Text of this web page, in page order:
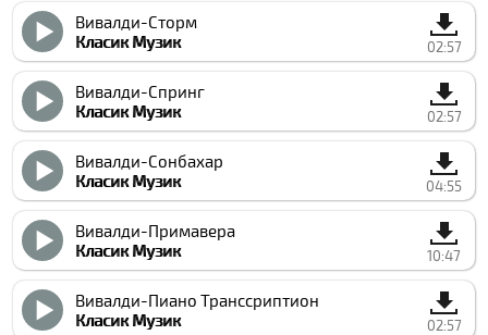
Вивалди-Сторм
Класик Музик
02:57
Вивалди-Спринг
Класик Музик
02:57
Вивалди-Сонбахар
Класик Музик
04:55
Вивалди-Примавера
Класик Музик
10:47
Вивалди-Пиано Трансcриптион
Класик Музик
02:57